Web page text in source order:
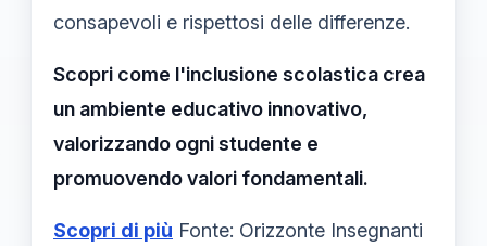
consapevoli e rispettosi delle differenze.
Scopri come l'inclusione scolastica crea
un ambiente educativo innovativo,
valorizzando ogni studente e
promuovendo valori fondamentali.
Scopri di più Fonte: Orizzonte Insegnanti